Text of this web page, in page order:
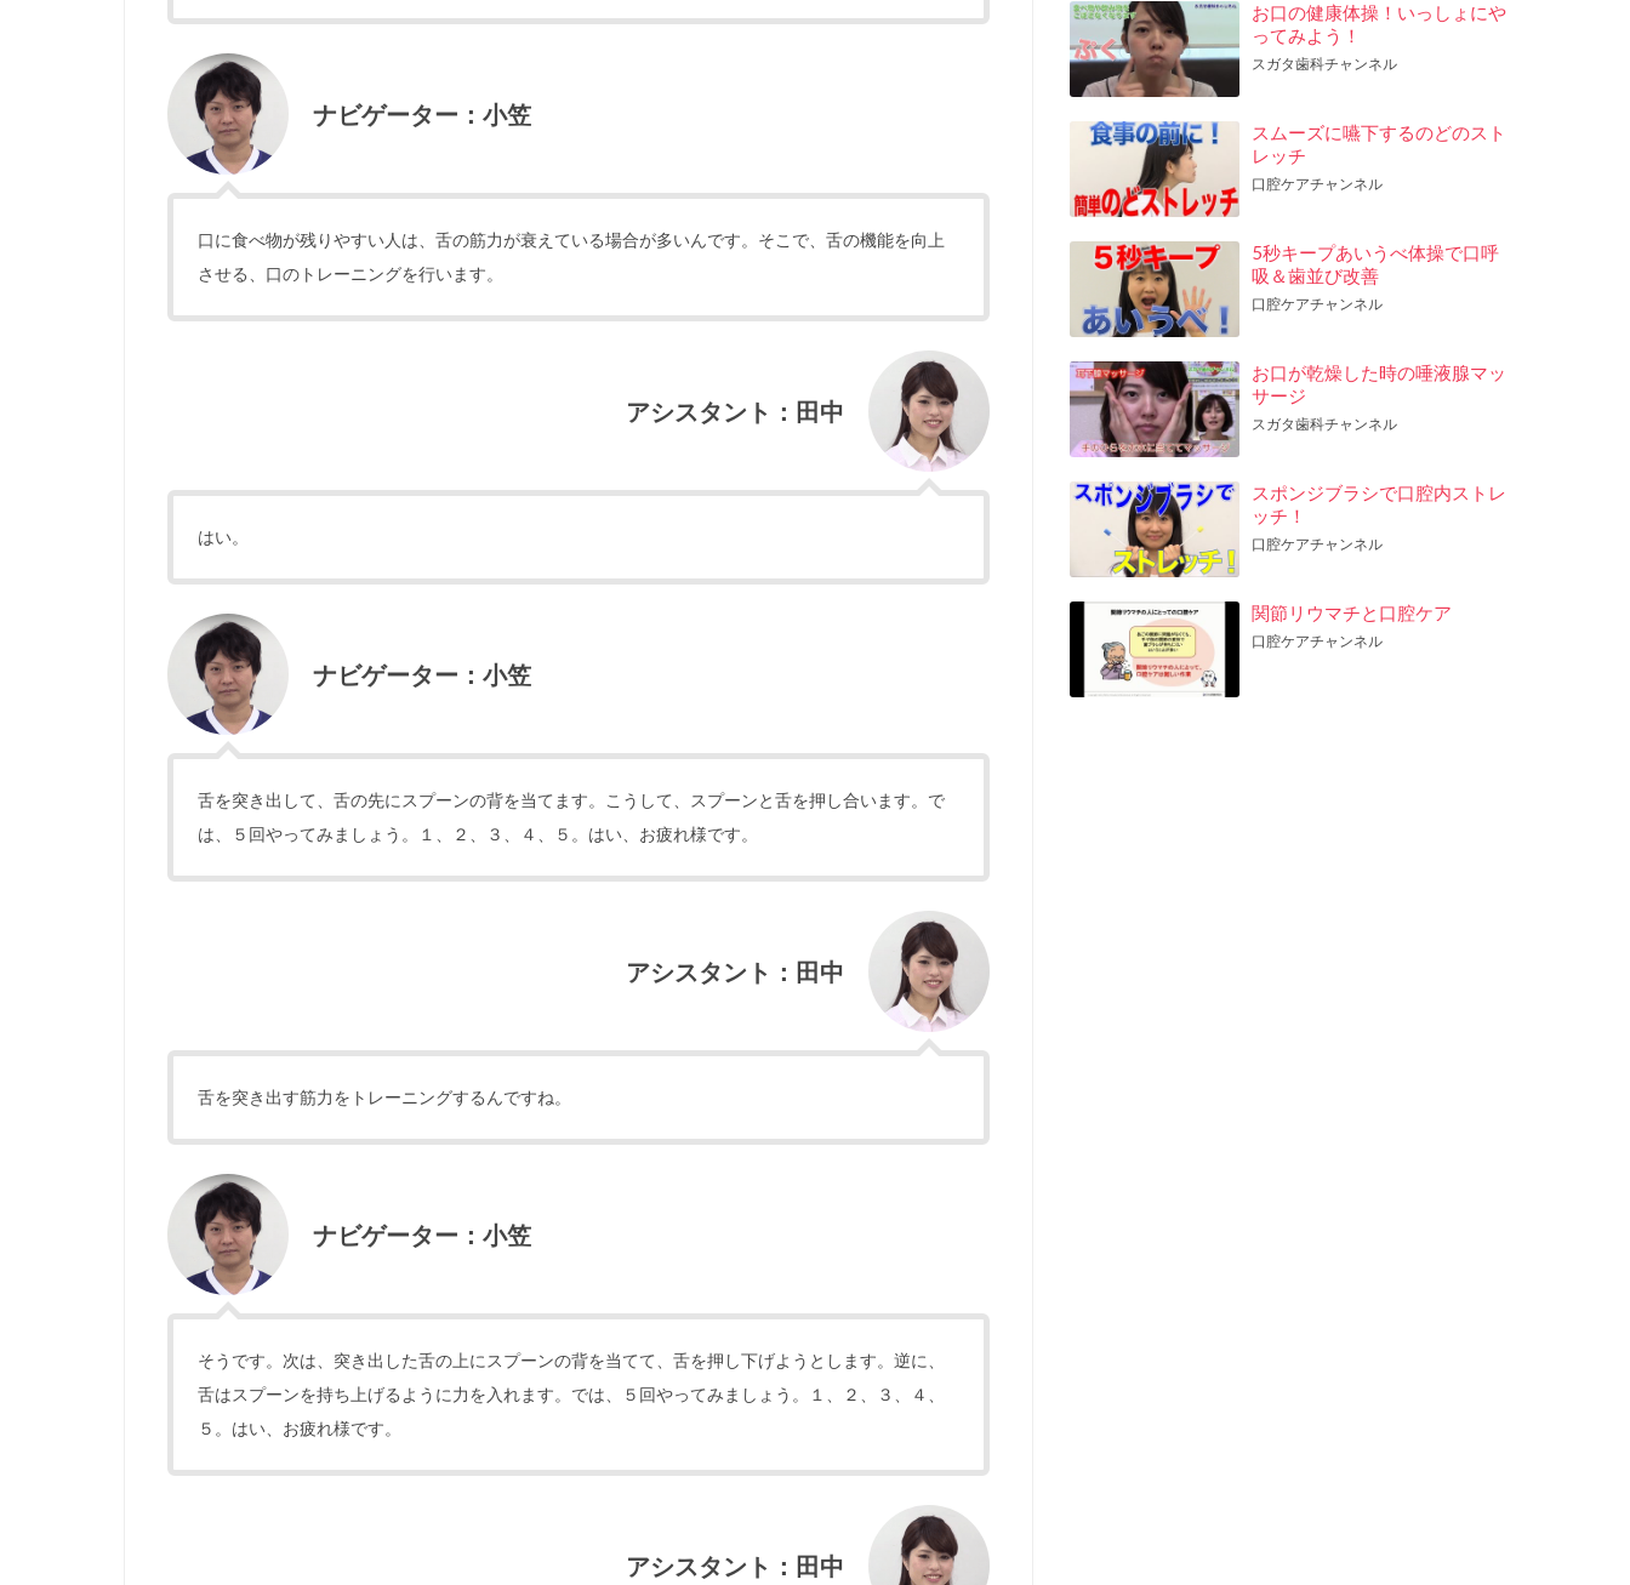
ナビゲーター：小笠
口に食べ物が残りやすい人は、舌の筋力が衰えている場合が多いんです。そこで、舌の機能を向上
させる、口のトレーニングを行います。
アシスタント：田中
はい。
ナビゲーター：小笠
舌を突き出して、舌の先にスプーンの背を当てます。こうして、スプーンと舌を押し合います。で
は、５回やってみましょう。１、２、３、４、５。はい、お疲れ様です。
アシスタント：田中
舌を突き出す筋力をトレーニングするんですね。
ナビゲーター：小笠
そうです。次は、突き出した舌の上にスプーンの背を当てて、舌を押し下げようとします。逆に、
舌はスプーンを持ち上げるように力を入れます。では、５回やってみましょう。１、２、３、４、
５。はい、お疲れ様です。
アシスタント：田中
お口の健康体操！いっしょにや
ってみよう！
スガタ歯科チャンネル
スムーズに嚥下するのどのスト
レッチ
口腔ケアチャンネル
5秒キープあいうべ体操で口呼
吸＆歯並び改善
口腔ケアチャンネル
お口が乾燥した時の唾液腺マッ
サージ
スガタ歯科チャンネル
スポンジブラシで口腔内ストレ
ッチ！
口腔ケアチャンネル
関節リウマチと口腔ケア
口腔ケアチャンネル